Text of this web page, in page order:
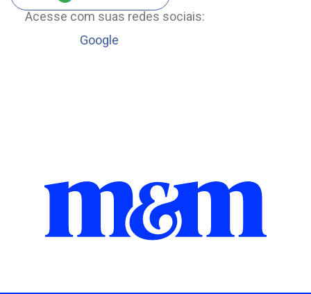
Acesse com suas redes sociais:
Google